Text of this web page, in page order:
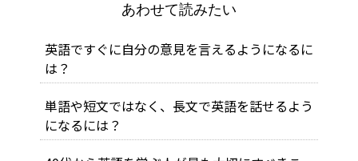
あわせて読みたい
英語ですぐに自分の意見を言えるようになるに
は？
単語や短文ではなく、長文で英語を話せるよう
になるには？